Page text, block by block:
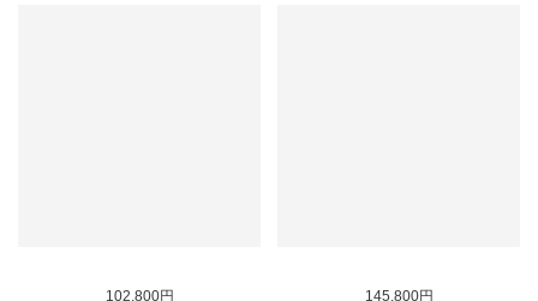
102,800円 145,800円